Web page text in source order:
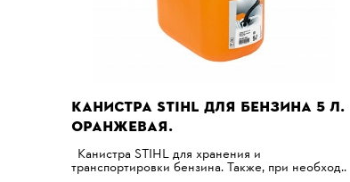
КАНИСТРА STIHL ДЛЯ БЕНЗИНА 5 Л.
ОРАНЖЕВАЯ.
Канистра STIHL для хранения и
транспортировки бензина. Также, при необход..